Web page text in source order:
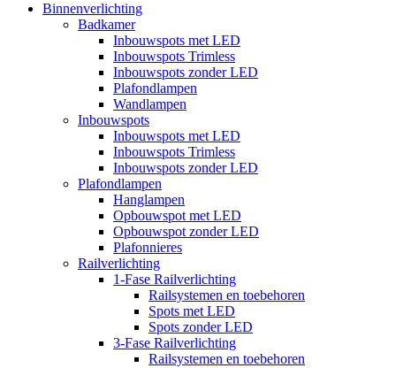
Binnenverlichting
Badkamer
Inbouwspots met LED
Inbouwspots Trimless
Inbouwspots zonder LED
Plafondlampen
Wandlampen
Inbouwspots
Inbouwspots met LED
Inbouwspots Trimless
Inbouwspots zonder LED
Plafondlampen
Hanglampen
Opbouwspot met LED
Opbouwspot zonder LED
Plafonnieres
Railverlichting
1-Fase Railverlichting
Railsystemen en toebehoren
Spots met LED
Spots zonder LED
3-Fase Railverlichting
Railsystemen en toebehoren